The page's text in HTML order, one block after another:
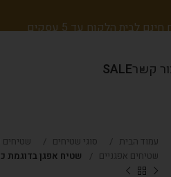
לבית הלקוח עד 5 עסקים
קשרSALE
עמוד הבית סוגי שטיחים
שטיחים
שטיחים אפגניים
שטיח אפגן בדוגמת